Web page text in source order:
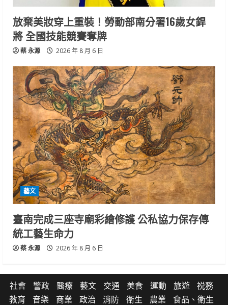
放棄美妝穿上重裝！勞動部南分署16歲女銲
將 全國技能競賽奪牌
蔡 永源 2026 年 8 月 6 日
藝文
臺南完成三座寺廟彩繪修護 公私協力保存傳
統工藝生命力
蔡 永源 2026 年 8 月 6 日
社會 警政 醫療 藝文 交通 美食 運動 旅遊
祱務
教育
音樂 商業 政治 消防 衛生 農業 食品、衛生